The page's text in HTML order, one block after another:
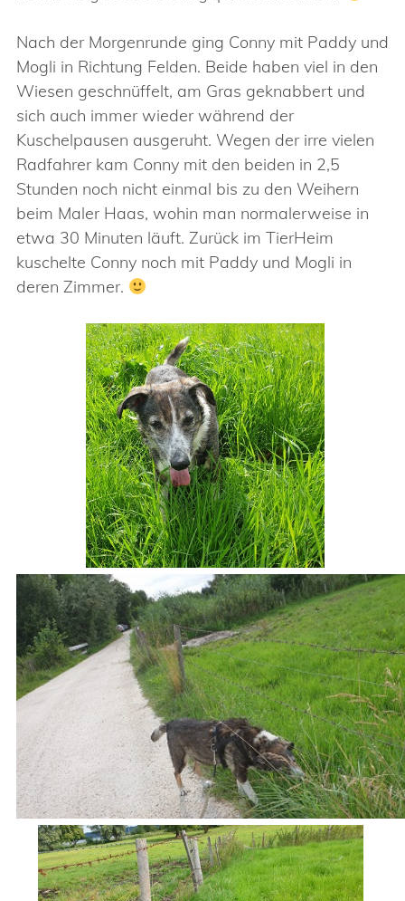
Nach der Morgenrunde ging Conny mit Paddy und
Mogli in Richtung Felden. Beide haben viel in den
Wiesen geschnüffelt, am Gras geknabbert und
sich auch immer wieder während der
Kuschelpausen ausgeruht. Wegen der irre vielen
Radfahrer kam Conny mit den beiden in 2,5
Stunden noch nicht einmal bis zu den Weihern
beim Maler Haas, wohin man normalerweise in
etwa 30 Minuten läuft. Zurück im TierHeim
kuschelte Conny noch mit Paddy und Mogli in
deren Zimmer.